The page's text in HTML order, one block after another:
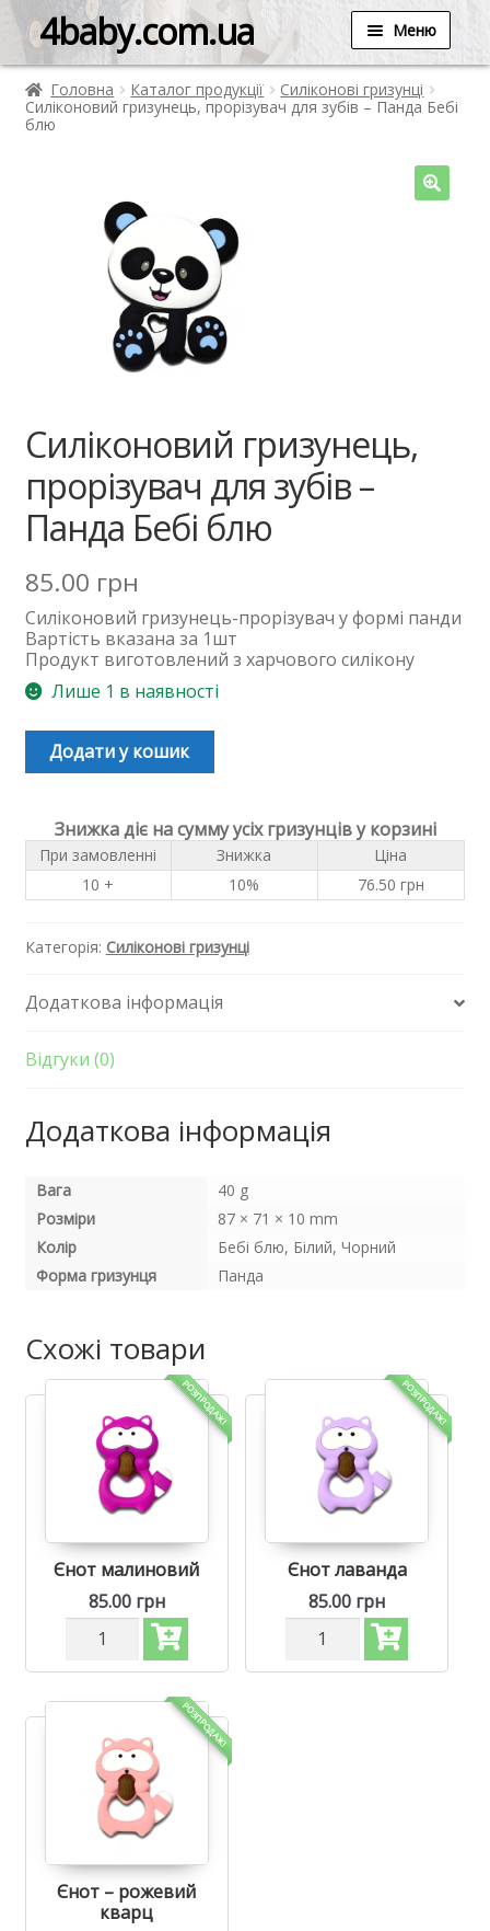
4baby.com.ua Меню
Головна Каталог продукції
Силіконові гризунці
Силіконовий гризунець, прорізувач для зубів – Панда Бебі
блю
Силіконовий гризунець,
прорізувач для зубів –
Панда Бебі блю
85.00 грн
Силіконовий гризунець-прорізувач у формі панди
Вартість вказана за 1шт
Продукт виготовлений з харчового силікону
Лише 1 в наявності
Додати у кошик
Знижка діє на сумму усіх гризунців у корзині
При замовленні Знижка
Ціна
10 +
10% 76.50 грн
Категорія: Силіконові гризунці
Додаткова інформація
Відгуки (0)
Додаткова інформація
Вага
40 g
Розміри
87 × 71 × 10 mm
Колір
Бебі блю, Білий, Чорний
Форма гризунця
Панда
Схожі товари
Єнот малиновий
РОЗПРОДАЖ!
85.00грн
Силіконовий
гризунець,
прорізувач
зубів
Єнот
Малиновий
кількість
Єнот лаванда
РОЗПРОДАЖ!
85.00 грн
Силіконовий
гризунець,
прорізувач
Єнот – рожевий
кварц
РОЗПРОДАЖ!